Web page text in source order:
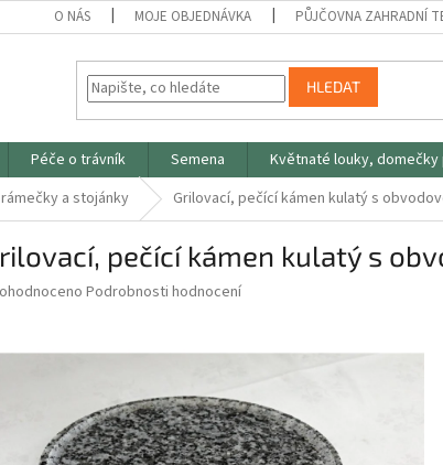
O NÁS MOJE OBJEDNÁVKA PŮJČOVNA ZAHRADNÍ
HLEDAT
Péče o trávník Semena Květnaté louky, domečky
a stojánky Grilovací, pečící kámen kulatý s
pečící kámen kulatý s
Podrobnosti hodnocení